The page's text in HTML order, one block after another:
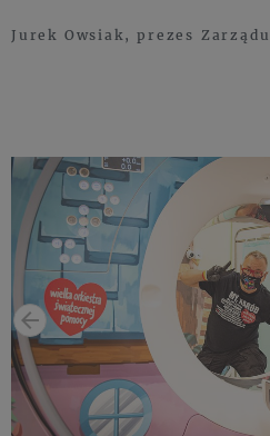
Jurek Owsiak, prezes Zarządu